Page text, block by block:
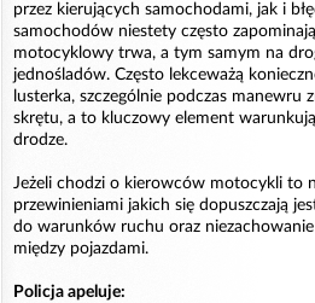
przez kierujących samochodami, jak i
samochodów niestety często
motocyklowy trwa, a tym samym na
jednośladów. Często lekceważą
lusterka, szczególnie podczas manewru
skrętu, a to kluczowy element
drodze.
Jeżeli chodzi o kierowców motocykli to
przewinieniami jakich się dopuszczają
do warunków ruchu oraz niezachowanie
między pojazdami.
Policja apeluje: